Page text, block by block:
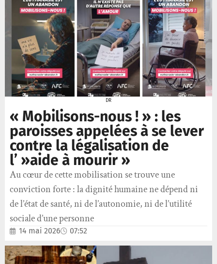
DR
« Mobilisons-nous ! » : les
paroisses appelées à se lever
contre la légalisation de
l’ »aide à mourir »
Au cœur de cette mobilisation se trouve une
conviction forte : la dignité humaine ne dépend ni
de l’état de santé, ni de l’autonomie, ni de l’utilité
sociale d’une personne
14 mai 2026 07:52